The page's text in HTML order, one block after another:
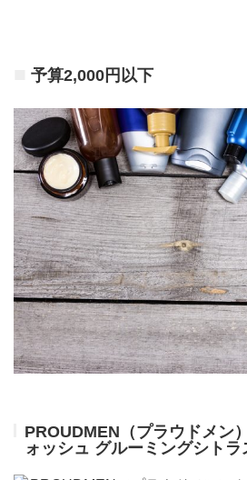
予算2,000円以下
PROUDMEN（プラウドメン
ォッシュ グルーミングシトラ